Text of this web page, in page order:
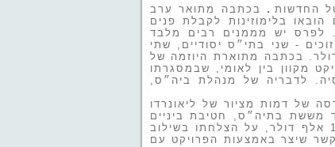
החדשות.
בכתבה מתואר ערב
בלימוזינות לקבלת פנים
לפרס יש מממנים רבים מלבד
- שני בתי״ס יסודיים, שתי
תיכונים - מוצרים טכנולוגיים בערך של למעלה מ-2 מיליון דולר. בכתבה מתוארת היוזמה של
מקוון בין לאומי, שבמסגרתו
לדבריה של מנהלת ביה״ס,
של דמות מציור של ליאונרדו
מששת בתיה״ס, חטיבת ביניים
ממחוז ברגן בניו גירסי, זכה בפרס נוסף, ״כוכב החדשנות של אינטל״, בסך 15 אלף דולר, על הצלחתו בשילוב
שיצר באמצעות הפרויקט עם